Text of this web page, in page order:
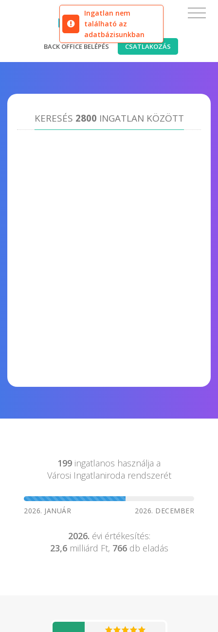
Ingatlan nem
található az
adatbázisunkban
BACK OFFICE BELÉPÉS CSATLAKOZÁS
KERESÉS 2800 INGATLAN KÖZÖTT
199 ingatlanos használja a
Városi Ingatlaniroda rendszerét
2026. JANUÁR 2026. DECEMBER
2026. évi értékesítés:
23,6milliárd Ft, 766db eladás